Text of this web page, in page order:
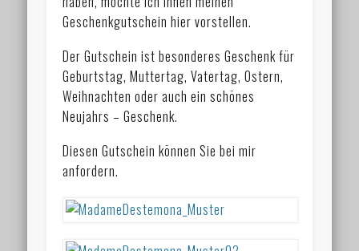
Geschenkgutschein hier vorstellen.
Der Gutschein ist besonderes Geschenk für
Geburtstag, Muttertag, Vatertag, Ostern,
Weihnachten oder auch ein schönes
Neujahrs – Geschenk.
Diesen Gutschein können Sie bei mir
anfordern.